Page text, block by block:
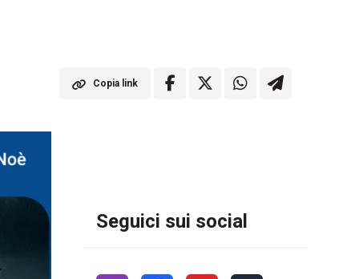
Copia link
Seguici sui social